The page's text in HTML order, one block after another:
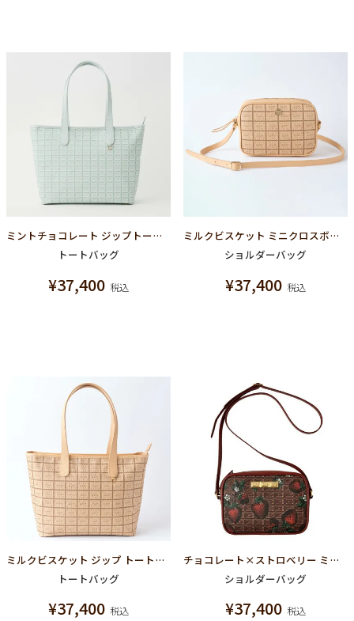
ミントチョコレート ジップトートバッグ
トートバッグ
¥37,400 税込
ミルクビスケット ミニクロスボディーバッグ
ショルダーバッグ
¥37,400 税込
ミルクビスケット ジップ トートバッグ
トートバッグ
¥37,400 税込
チョコレート×ストロベリー ミニクロスボディーバッグ
ショルダーバッグ
¥37,400 税込